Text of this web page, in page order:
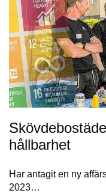
hållbarhet
Har antagit en ny
2023…